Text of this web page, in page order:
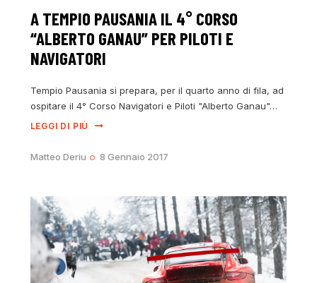
A TEMPIO PAUSANIA IL 4° CORSO
“ALBERTO GANAU” PER PILOTI E
NAVIGATORI
Tempio Pausania si prepara, per il quarto anno di fila, ad
ospitare il 4° Corso Navigatori e Piloti "Alberto Ganau"…
LEGGI DI PIÙ
Matteo Deriu 8 Gennaio 2017